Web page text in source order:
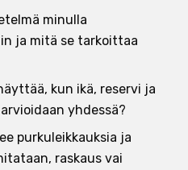
minulla
ja mitä se tarkoittaa
kun ikä, reservi ja
yhdessä?
purkuleikkauksia ja
raskaus vai